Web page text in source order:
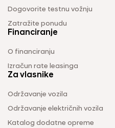
Dogovorite testnu vožnju
Zatražite ponudu
Financiranje
O financiranju
Izračun rate leasinga
Za vlasnike
Održavanje vozila
Održavanje električnih vozila
Katalog dodatne opreme